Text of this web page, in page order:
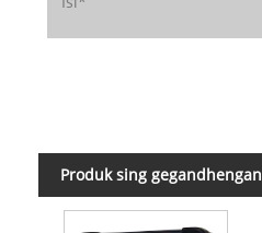
Produk sing gegandhengan